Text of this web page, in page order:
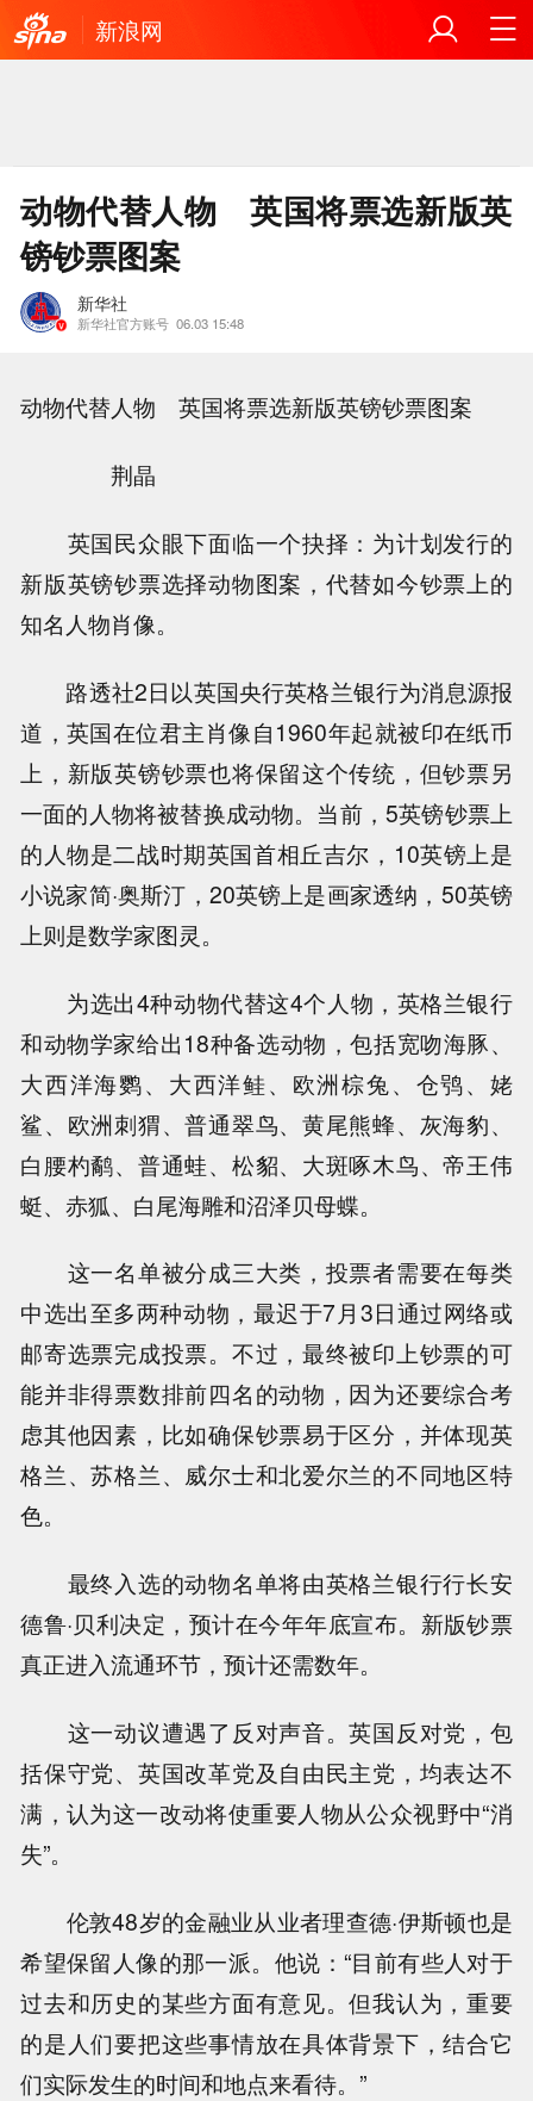
新浪网
动物代替人物 英国将票选新版英
镑钞票图案
新华社
新华社官方账号 06.03 15:48
动物代替人物 英国将票选新版英镑钞票图案
荆晶
英国民众眼下面临一个抉择：为计划发行的
新版英镑钞票选择动物图案，代替如今钞票上的
知名人物肖像。
路透社2日以英国央行英格兰银行为消息源报
道，英国在位君主肖像自1960年起就被印在纸币
上，新版英镑钞票也将保留这个传统，但钞票另
一面的人物将被替换成动物。当前，5英镑钞票上
的人物是二战时期英国首相丘吉尔，10英镑上是
小说家简·奥斯汀，20英镑上是画家透纳，50英镑
上则是数学家图灵。
为选出4种动物代替这4个人物，英格兰银行
和动物学家给出18种备选动物，包括宽吻海豚、
大西洋海鹦、大西洋鲑、欧洲棕兔、仓鸮、姥
鲨、欧洲刺猬、普通翠鸟、黄尾熊蜂、灰海豹、
白腰杓鹬、普通蛙、松貂、大斑啄木鸟、帝王伟
蜓、赤狐、白尾海雕和沼泽贝母蝶。
这一名单被分成三大类，投票者需要在每类
中选出至多两种动物，最迟于7月3日通过网络或
邮寄选票完成投票。不过，最终被印上钞票的可
能并非得票数排前四名的动物，因为还要综合考
虑其他因素，比如确保钞票易于区分，并体现英
格兰、苏格兰、威尔士和北爱尔兰的不同地区特
色。
最终入选的动物名单将由英格兰银行行长安
德鲁·贝利决定，预计在今年年底宣布。新版钞票
真正进入流通环节，预计还需数年。
这一动议遭遇了反对声音。英国反对党，包
括保守党、英国改革党及自由民主党，均表达不
满，认为这一改动将使重要人物从公众视野中“消
失”。
伦敦48岁的金融业从业者理查德·伊斯顿也是
希望保留人像的那一派。他说：“目前有些人对于
过去和历史的某些方面有意见。但我认为，重要
的是人们要把这些事情放在具体背景下，结合它
们实际发生的时间和地点来看待。”